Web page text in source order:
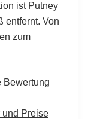
ist Putney
entfernt. Von
zum
Bewertung
und Preise